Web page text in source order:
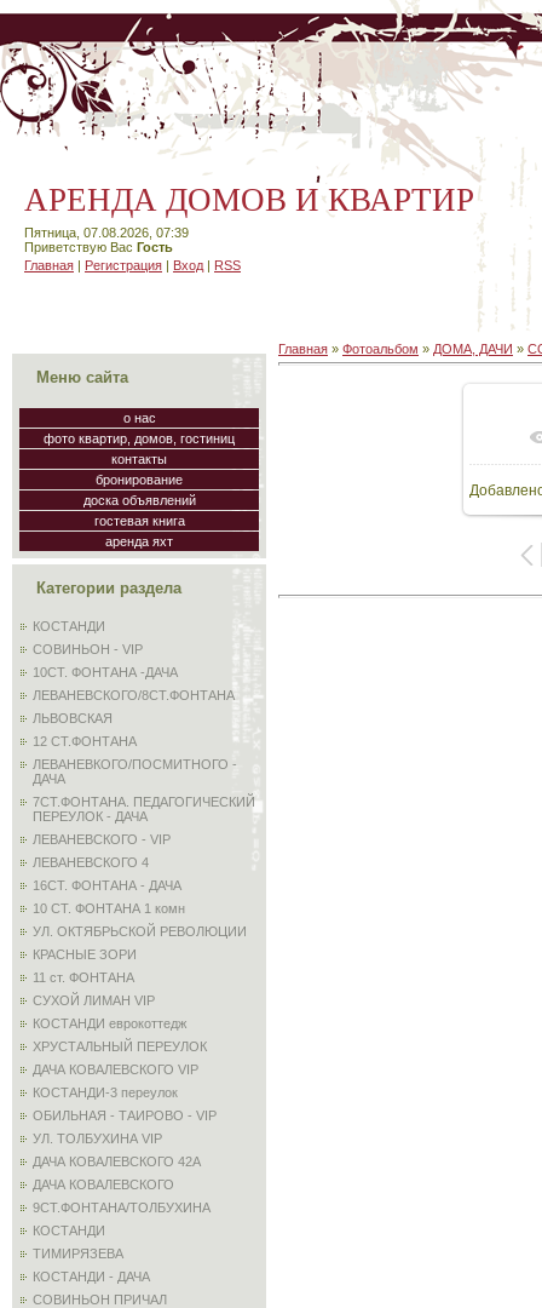
АРЕНДА ДОМОВ И КВАРТИР
Пятница, 07.08.2026, 07:39
Приветствую Вас Гость
Главная | Регистрация | Вход | RSS
Меню сайта
о нас
фото квартир, домов, гостиниц
контакты
бронирование
доска объявлений
гостевая книга
аренда яхт
Категории раздела
КОСТАНДИ
СОВИНЬОН - VIP
10СТ. ФОНТАНА -ДАЧА
ЛЕВАНЕВСКОГО/8СТ.ФОНТАНА
ЛЬВОВСКАЯ
12 СТ.ФОНТАНА
ЛЕВАНЕВКОГО/ПОСМИТНОГО -
ДАЧА
7СТ.ФОНТАНА. ПЕДАГОГИЧЕСКИЙ
ПЕРЕУЛОК - ДАЧА
ЛЕВАНЕВСКОГО - VIP
ЛЕВАНЕВСКОГО 4
16СТ. ФОНТАНА - ДАЧА
10 СТ. ФОНТАНА 1 комн
УЛ. ОКТЯБРЬСКОЙ РЕВОЛЮЦИИ
КРАСНЫЕ ЗОРИ
11 ст. ФОНТАНА
СУХОЙ ЛИМАН VIP
КОСТАНДИ еврокоттедж
ХРУСТАЛЬНЫЙ ПЕРЕУЛОК
ДАЧА КОВАЛЕВСКОГО VIP
КОСТАНДИ-3 переулок
ОБИЛЬНАЯ - ТАИРОВО - VIP
УЛ. ТОЛБУХИНА VIP
ДАЧА КОВАЛЕВСКОГО 42А
ДАЧА КОВАЛЕВСКОГО
9СТ.ФОНТАНА/ТОЛБУХИНА
КОСТАНДИ
ТИМИРЯЗЕВА
КОСТАНДИ - ДАЧА
СОВИНЬОН ПРИЧАЛ
Главная » Фотоальбом » ДОМА, ДАЧИ »